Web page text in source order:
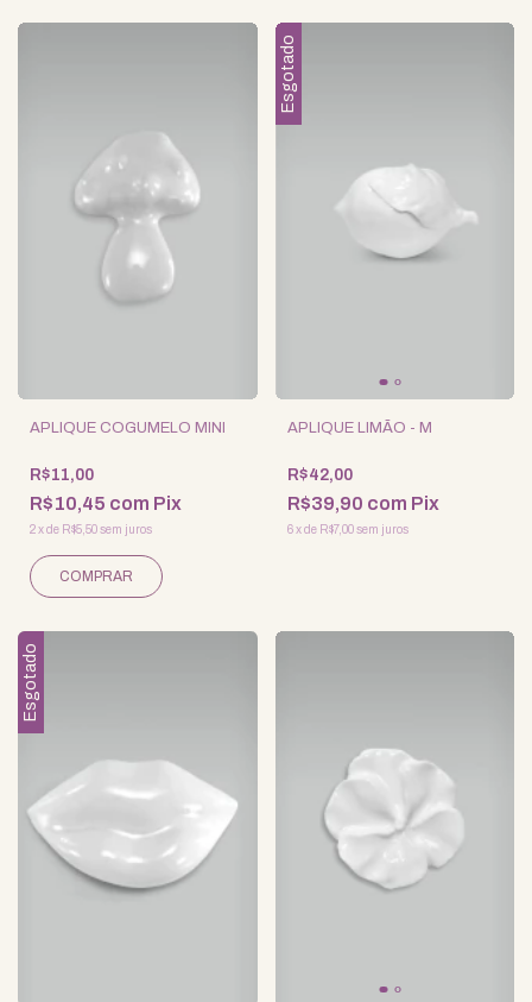
APLIQUE COGUMELO MINI
R$11,00
R$10,45 com Pix
2xde R$5,50sem juros
Esgotado
APLIQUE LIMÃO - M
R$42,00
R$39,90 com Pix
6 xde R$7,00 sem juros
Esgotado